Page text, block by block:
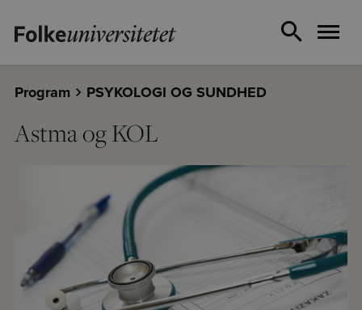
Program PSYKOLOGI OG SUNDHED
Astma og KOL